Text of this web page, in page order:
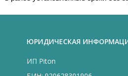
ЮРИДИЧЕСКАЯ
ИП Piton